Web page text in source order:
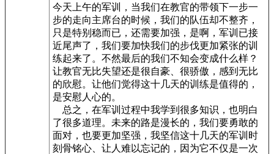
今天上午的军训，当我们在教官的带领下一步一
步的走向主席台的时候，我们的队伍却不整齐，
只是特别稳而已，还需要加强，是啊，军训已接
近尾声了，我们要加快我们的步伐更加紧张的训
练起来了。不然最后的我们不知会变成什么样？
让教官无比失望还是很自豪、很骄傲，感到无比
的欣慰。让他们觉得这十几天的训练是值得的，
是安慰人心的。
总之，在军训过程中我学到很多知识，也明白
了很多道理。未来的路是漫长的，我们要勇敢的
面对，也要更加坚强，我坚信这十几天的军训时
刻骨铭心、让人难以忘记的，因为它不仅是一次